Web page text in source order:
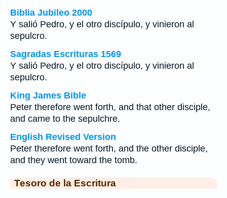
Biblia Jubileo 2000
Y salió Pedro, y el otro discípulo, y vinieron al
sepulcro.
Sagradas Escrituras 1569
Y salió Pedro, y el otro discípulo, y vinieron al
sepulcro.
King James Bible
Peter therefore went forth, and that other disciple,
and came to the sepulchre.
English Revised Version
Peter therefore went forth, and the other disciple,
and they went toward the tomb.
Tesoro de la Escritura